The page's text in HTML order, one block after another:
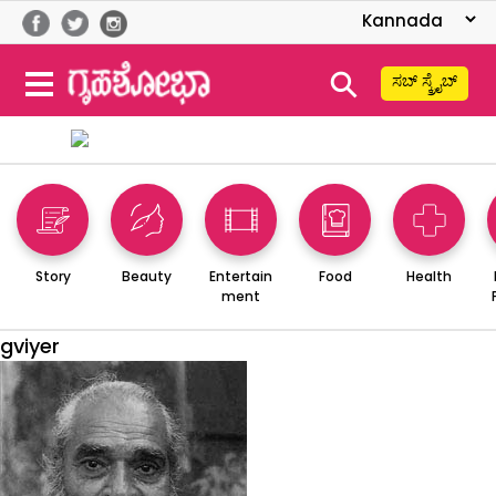
⚲ ಸಬ್ ಸ್ಕ್ರೈಬ್
Story Beauty
Entertain
ment
Food Health
gviyer